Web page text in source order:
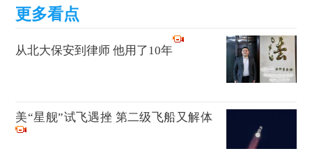
从北大保安到律师 他用了10年
美“星舰”试飞遇挫 第二级飞船又解体